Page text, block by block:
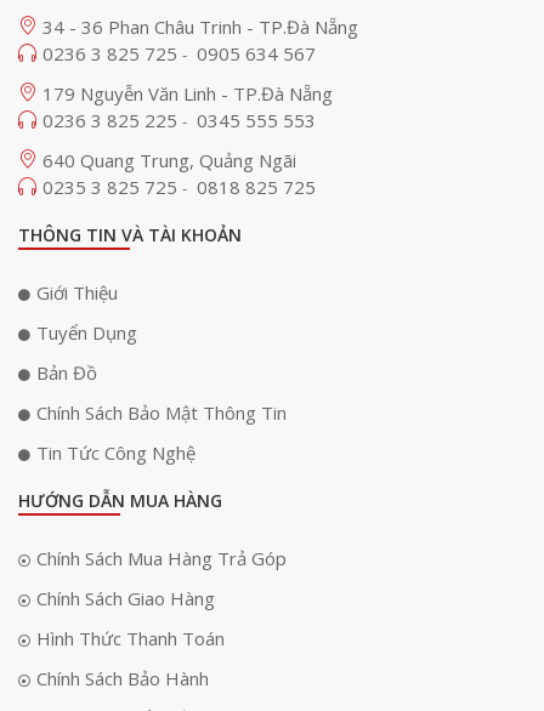
34 - 36 Phan Châu Trinh - TP.Đà Nẵng
0236 3 825 725 - 0905 634 567
179 Nguyễn Văn Linh - TP.Đà Nẵng
0236 3 825 225 - 0345 555 553
640 Quang Trung, Quảng Ngãi
0235 3 825 725 - 0818 825 725
THÔNG TIN VÀ TÀI KHOẢN
Giới Thiệu
Tuyển Dụng
Bản Đồ
Chính Sách Bảo Mật Thông Tin
Tin Tức Công Nghệ
HƯỚNG DẪN MUA HÀNG
Chính Sách Mua Hàng Trả Góp
Chính Sách Giao Hàng
Hình Thức Thanh Toán
Chính Sách Bảo Hành